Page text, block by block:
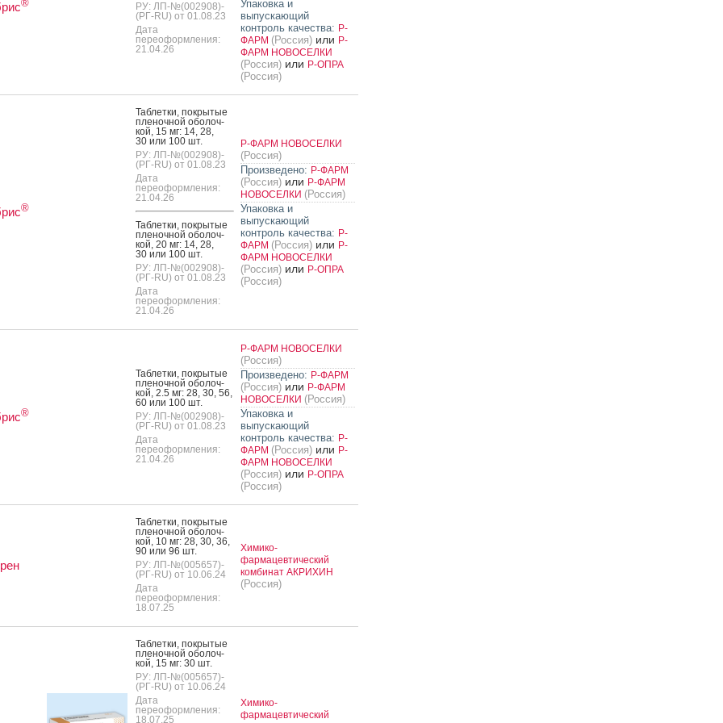
®
РУ: ЛП-№(002908)-
(РГ-RU) от 01.08.23
Дата
переоформления:
21.04.26
Упаковка и
выпускающий
контроль качества: Р-
ФАРМ (Россия)или Р-
ФАРМ НОВОСЕЛКИ
(Россия)или Р-ОПРА
(Россия)
®
Таб­летки, пок­ры­тые
пле­ноч­ной обо­лоч­
кой, 15 мг: 14, 28,
30 или 100 шт.
РУ: ЛП-№(002908)-
(РГ-RU) от 01.08.23
Дата
переоформления:
21.04.26
Таб­летки, пок­ры­тые
пле­ноч­ной обо­лоч­
кой, 20 мг: 14, 28,
30 или 100 шт.
РУ: ЛП-№(002908)-
(РГ-RU) от 01.08.23
Дата
переоформления:
21.04.26
Р-ФАРМ НОВОСЕЛКИ
(Россия)
Произведено: Р-ФАРМ
(Россия)или Р-ФАРМ
НОВОСЕЛКИ (Россия)
Упаковка и
выпускающий
контроль качества: Р-
ФАРМ (Россия)или Р-
ФАРМ НОВОСЕЛКИ
(Россия)или Р-ОПРА
(Россия)
®
Таб­летки, пок­ры­тые
пле­ноч­ной обо­лоч­
кой, 2.5 мг: 28, 30, 56,
60 или 100 шт.
РУ: ЛП-№(002908)-
(РГ-RU) от 01.08.23
Дата
переоформления:
21.04.26
Р-ФАРМ НОВОСЕЛКИ
(Россия)
Произведено: Р-ФАРМ
(Россия)или Р-ФАРМ
НОВОСЕЛКИ (Россия)
Упаковка и
выпускающий
контроль качества: Р-
ФАРМ (Россия)или Р-
ФАРМ НОВОСЕЛКИ
(Россия)или Р-ОПРА
(Россия)
Таб­летки, пок­ры­тые
пле­ноч­ной обо­лоч­
кой, 10 мг: 28, 30, 36,
90 или 96 шт.
РУ: ЛП-№(005657)-
(РГ-RU) от 10.06.24
Дата
переоформления:
18.07.25
Химико-
фармацевтический
комбинат АКРИХИН
(Россия)
Таб­летки, пок­ры­тые
пле­ноч­ной обо­лоч­
кой, 15 мг: 30 шт.
РУ: ЛП-№(005657)-
(РГ-RU) от 10.06.24
Дата
переоформления:
18.07.25
Химико-
фармацевтический